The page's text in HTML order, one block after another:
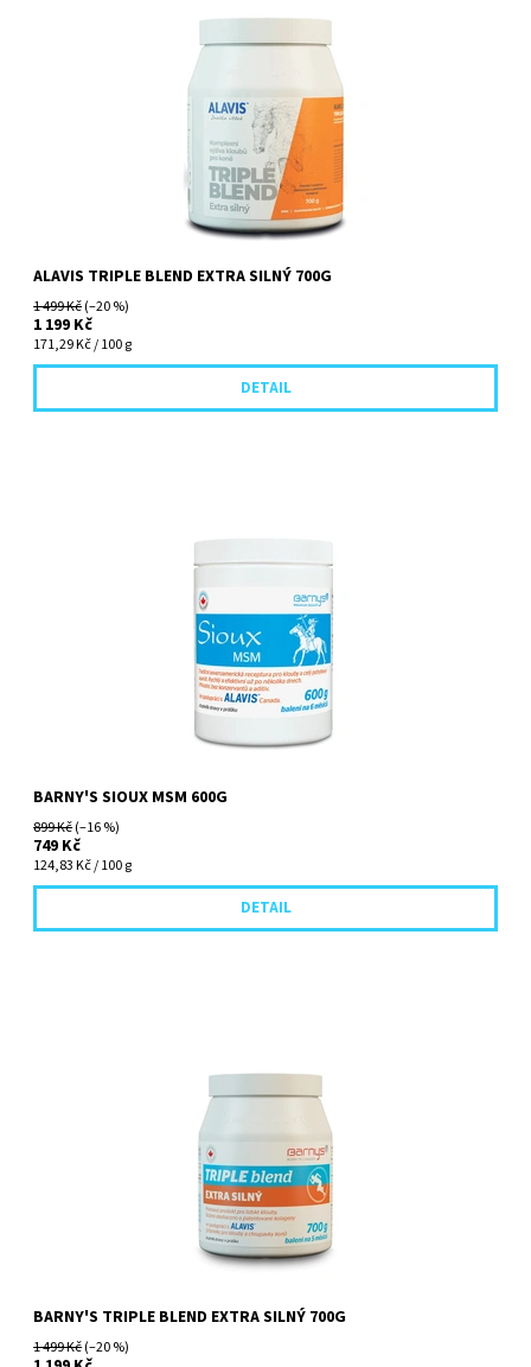
chondroprotektivních látek (glukosamin sulfátu a chondrioitin
ALAVIS TRIPLE BLEND EXTRA SILNÝ 700G
1 499 Kč(–20 %)
1 199 Kč
171,29 Kč / 100 g
DETAIL
aparát. Rychlý a efektivní už po několika dnech.
BARNY'S SIOUX MSM 600G
899 Kč(–16 %)
749 Kč
124,83 Kč / 100 g
DETAIL
Ještě obsažnější a ještě silnější produkt pro vaše klouby, zřejmě
nejsilnější chondroprotektivní přípravek na klouby všech dob....
BARNY'S TRIPLE BLEND EXTRA SILNÝ 700G
1 499 Kč(–20 %)